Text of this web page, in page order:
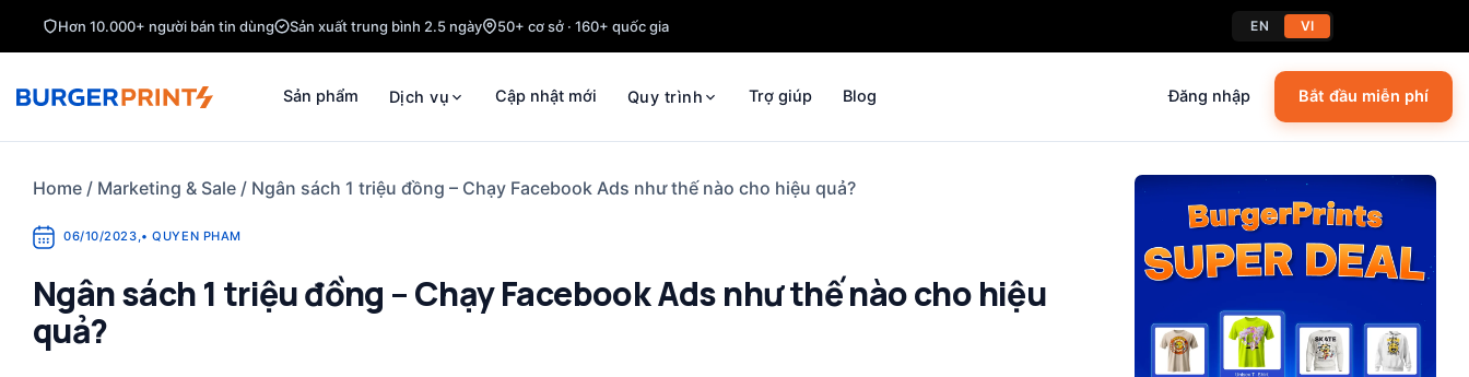
Hơn 10.000+ người bán tin dùng Sản xuất trung bình 2.5 ngày 50+ cơ sở · 160+ quốc gia EN VI
Sản phẩm Dịch vụ Cập nhật mới Quy trình Trợ giúp Blog Đăng nhập Bắt đầu miễn phí
Home / Marketing & Sale / Ngân sách 1 triệu đồng – Chạy Facebook Ads như thế nào cho hiệu quả?
06/10/2023,• QUYEN PHAM
Ngân sách 1 triệu đồng – Chạy Facebook Ads như thế nào cho hiệu
quả?